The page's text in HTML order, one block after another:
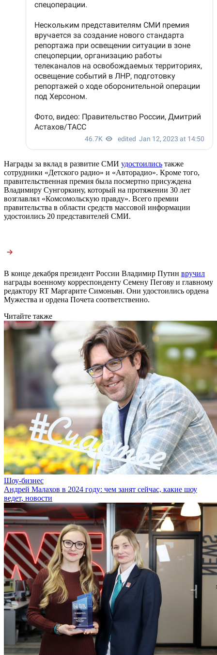
Награды за вклад в развитие СМИ удостоились также
сотрудники «Детского радио» и «Авторадио». Кроме того,
правительственная премия была посмертно присуждена
Владимиру Сунгоркину, который на протяжении 30 лет
возглавлял «Комсомольскую правду». Всего премии
правительства в области средств массовой информации
удостоились 20 представителей СМИ.
В конце декабря президент России Владимир Путин вручил
награды военному корреспонденту Семену Пегову и главному
редактору RT Маргарите Симоньян. Они удостоились ордена
Мужества и ордена Почета соответственно.
Читайте также
Шоу-бизнес
Андрей Малахов в 2024 году: чем занят сейчас, какие шоу
ведет, новости